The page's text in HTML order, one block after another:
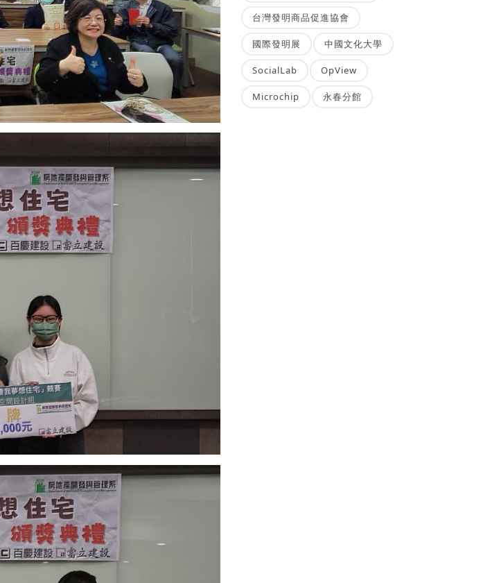
台灣發明商品促進協會
國際發明展 中國文化大學
SocialLab OpView
Microchip 永春分館